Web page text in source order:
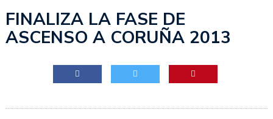
FINALIZA LA FASE DE
ASCENSO A CORUÑA 2013